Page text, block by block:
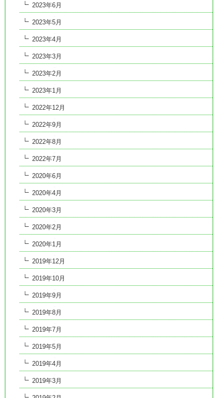
2023年6月
2023年5月
2023年4月
2023年3月
2023年2月
2023年1月
2022年12月
2022年9月
2022年8月
2022年7月
2020年6月
2020年4月
2020年3月
2020年2月
2020年1月
2019年12月
2019年10月
2019年9月
2019年8月
2019年7月
2019年5月
2019年4月
2019年3月